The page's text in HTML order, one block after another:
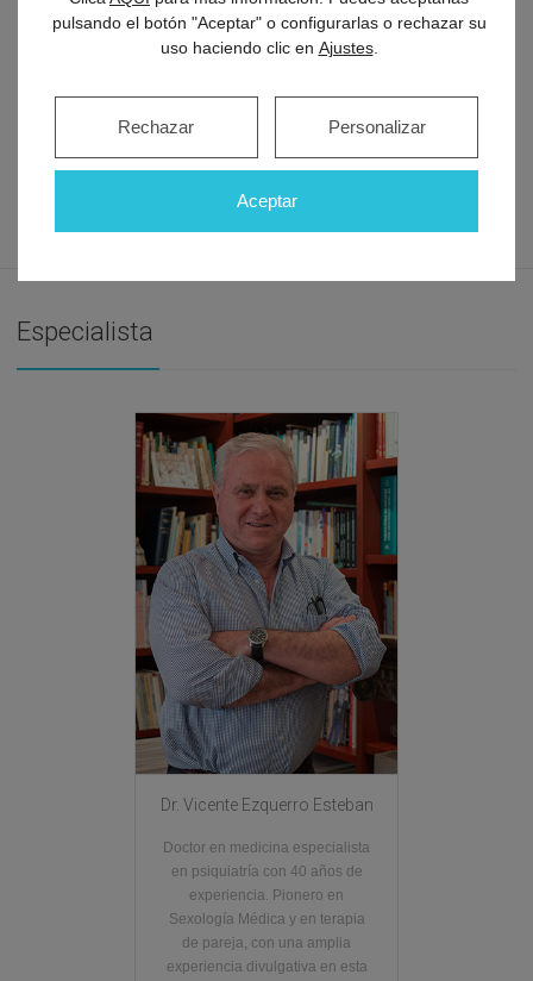
traumatólogo?
Especialista
Dr. Vicente Ezquerro Esteban
Doctor en medicina especialista
en psiquiatría con 40 años de
experiencia. Pionero en
Sexología Médica y en terapia
de pareja, con una amplia
experiencia divulgativa en esta
pulsando el botón "Aceptar" o configurarlas o rechazar su
uso haciendo clic en Ajustes.
Aceptar
Rechazar Personalizar